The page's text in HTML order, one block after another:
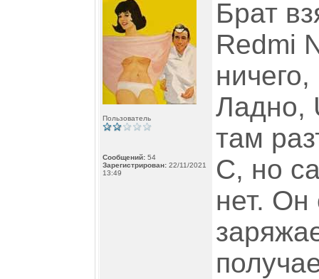
Пользователь
Сообщений: 54
Зарегистрирован: 22/11/2021
13:49
Брат
Redmi
Ладно,
там
C, но
нет. Он